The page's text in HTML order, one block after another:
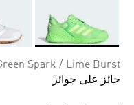
Spark / Lime Burst
حائز على جوائز